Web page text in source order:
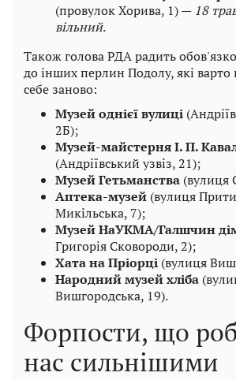
(провулок Хорива, 1) — 18
вільний.
Також голова РДА радить
до інших перлин Подолу, які варто
себе заново:
Музей однієї вулиці
2Б);
Музей-майстерня І. П.
(Андріївський узвіз, 21);
Музей Гетьманства (вулиця
Аптека-музей (вулиця
Микільська, 7);
Музей НаУКМА/Галшчин
Григорія Сковороди, 2);
Хата на Пріорці (вулиця
Народний музей хліба
Вишгородська, 19).
Форпости, що
нас сильнішими